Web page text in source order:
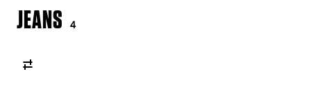
JEANS 4